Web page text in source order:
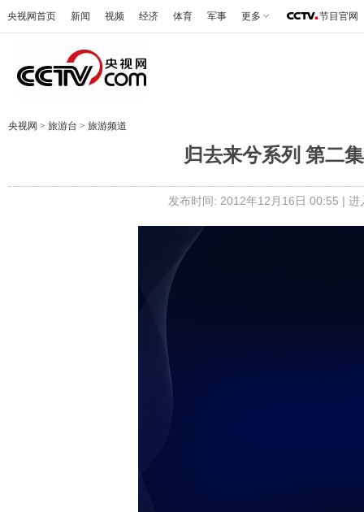
央视网首页 新闻 视频 经济 体育 军事 更多 节目官网
央视网 > 旅游台 > 旅游频道
归去来兮系列 第二
发布时间: 2012年12月16日 00:55 | 进